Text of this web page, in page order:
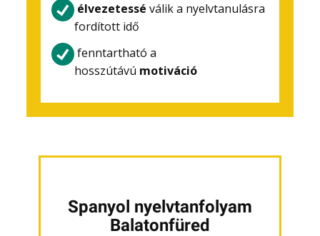
élvezetessé válik a nyelvtanulásra
fordított idő
fenntartható a
hosszútávú motiváció
Spanyol nyelvtanfolyam
Balatonfüred